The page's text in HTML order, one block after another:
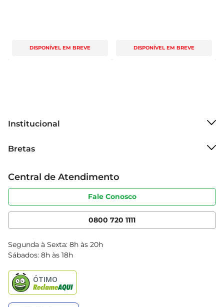
DISPONÍVEL EM BREVE DISPONÍVEL EM BREVE
Institucional
Grupo Cencosud
Sobre privacidade
Portal do fornecedor
Cencosud Media
Bretas
Produtos Bretas
Código de ética
Serviços
Clube Bretas
Blog Bretas
Black Friday
Central de Atendimento
Fale Conosco
0800 720 1111
Segunda à Sexta: 8h às 20h
Sábados: 8h às 18h